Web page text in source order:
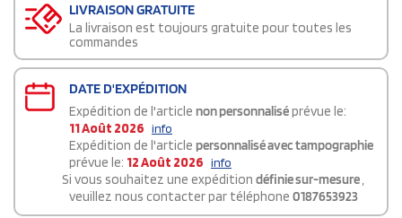
LIVRAISON GRATUITE
La livraison est toujours gratuite pour toutes les
commandes
DATE D'EXPÉDITION
Expédition de l'article non personnaliséprévue le:
11 Août 2026 info
Expédition de l'article personnalisé avec tampographie
prévue le: 12 Août 2026 info
Si vous souhaitez une expédition définie sur-mesure,
veuillez nous contacter par téléphone 0187653923